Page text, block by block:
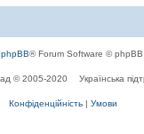
phpBB® Forum Software © phpBB
© 2005-2020 Українська
Конфіденційність | Умови